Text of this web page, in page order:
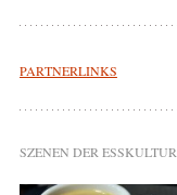
PARTNERLINKS
SZENEN DER ESSKULTUR